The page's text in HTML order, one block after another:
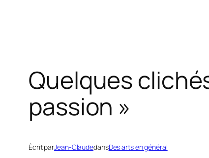
Quelques
passion »
Écrit parJean-ClaudedansDes arts en général